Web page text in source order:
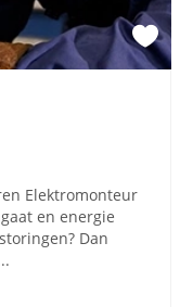
Elektromonteur
en energie
Dan